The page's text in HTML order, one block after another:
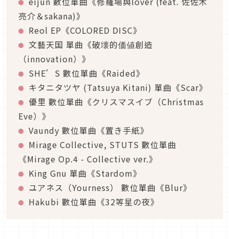
亮介＆sakana)》
Reol EP《COLORED DISC》
文藝天国 單曲《破壊的価値創造
（innovation）》
SHE’S 數位單曲《Raided》
キタニタツヤ (Tatsuya Kitani) 單曲《Scar》
優里 數位單曲《クリスマスイブ（Christmas
Eve）》
Vaundy 數位單曲《置き手紙》
Mirage Collective, STUTS 數位單曲
《Mirage Op.4 - Collective ver.》
King Gnu 單曲《Stardom》
ユアネス（Yourness） 數位單曲《Blur》
Hakubi 數位單曲《32等星の夜》